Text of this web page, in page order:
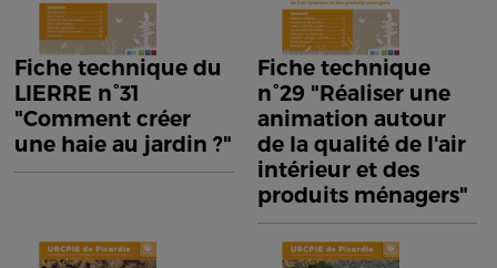
Fiche technique du
LIERRE n°31
"Comment créer
une haie au jardin ?"
Fiche technique
n°29 "Réaliser une
animation autour
de la qualité de l'air
intérieur et des
produits ménagers"